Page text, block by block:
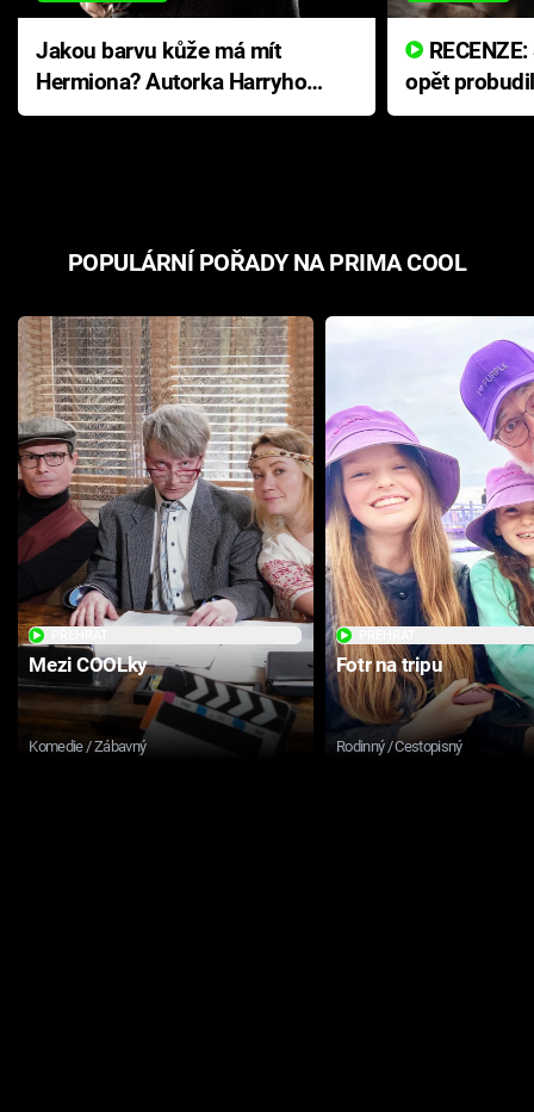
Jakou barvu kůže má mít
Hermiona? Autorka Harryho
Pottera přišla s ráznou
opět
přichází s
POPULÁRNÍ POŘADY NA PRIMA COOL
Mezi COOLky
Komedie / Zábavný
Fotr na tripu
Rodinný / Cestopisný